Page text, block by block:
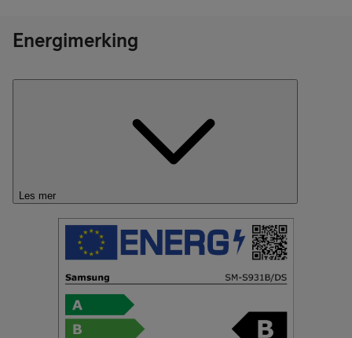
Energimerking
Les mer